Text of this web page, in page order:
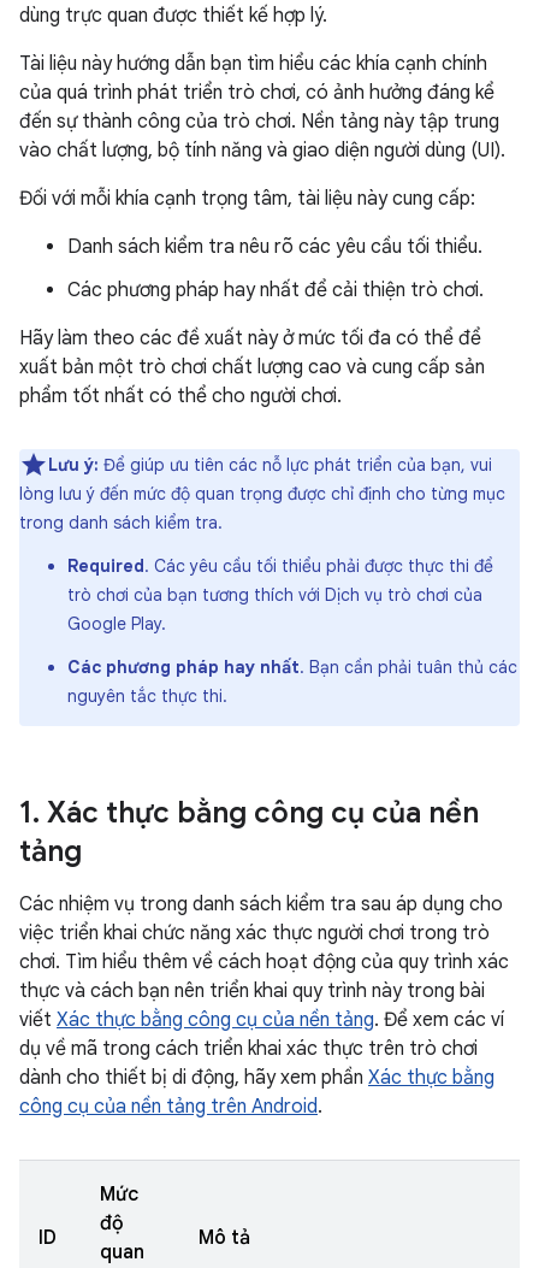
dùng trực quan được thiết kế hợp lý.
Tài liệu này hướng dẫn bạn tìm hiểu các khía cạnh chính
của quá trình phát triển trò chơi, có ảnh hưởng đáng kể
đến sự thành công của trò chơi. Nền tảng này tập trung
vào chất lượng, bộ tính năng và giao diện người dùng (UI).
Đối với mỗi khía cạnh trọng tâm, tài liệu này cung cấp:
Danh sách kiểm tra nêu rõ các yêu cầu tối thiểu.
Các phương pháp hay nhất để cải thiện trò chơi.
Hãy làm theo các đề xuất này ở mức tối đa có thể để
xuất bản một trò chơi chất lượng cao và cung cấp sản
phẩm tốt nhất có thể cho người chơi.
Lưu ý: Để giúp ưu tiên các nỗ lực phát triển của bạn, vui
lòng lưu ý đến mức độ quan trọng được chỉ định cho từng mục
trong danh sách kiểm tra.
Required. Các yêu cầu tối thiểu phải được thực thi để
trò chơi của bạn tương thích với Dịch vụ trò chơi của
Google Play.
Các phương pháp hay nhất. Bạn cần phải tuân thủ các
nguyên tắc thực thi.
1. Xác thực bằng công cụ của nền
tảng
Các nhiệm vụ trong danh sách kiểm tra sau áp dụng cho
việc triển khai chức năng xác thực người chơi trong trò
chơi. Tìm hiểu thêm về cách hoạt động của quy trình xác
thực và cách bạn nên triển khai quy trình này trong bài
viết Xác thực bằng công cụ của nền tảng. Để xem các ví
dụ về mã trong cách triển khai xác thực trên trò chơi
dành cho thiết bị di động, hãy xem phần Xác thực bằng
công cụ của nền tảng trên Android.
ID
Mức
độ
quan
Mô tả